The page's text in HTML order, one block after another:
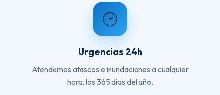
🕑
Urgencias 24h
Atendemos atascos e inundaciones a cualquier
hora, los 365 días del año.